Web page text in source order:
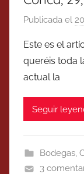
Publicada el
Este es el
queréis toda
actual la
Seguir
Bodegas,
3